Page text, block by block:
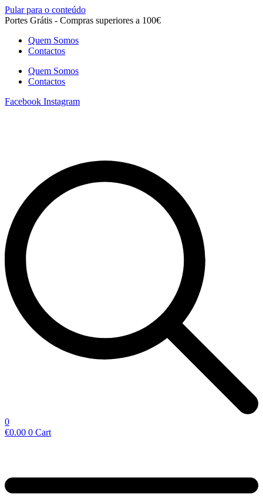
Pular para o conteúdo
Portes Grátis - Compras superiores a 100€
Quem Somos
Contactos
Quem Somos
Contactos
Facebook Instagram
0
€0.00 0 Cart